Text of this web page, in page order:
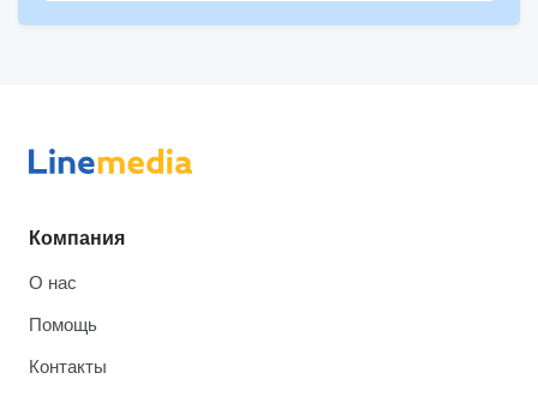
Компания
О нас
Помощь
Контакты